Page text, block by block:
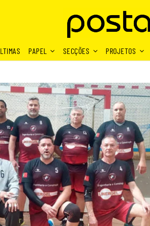
PAPEL SECÇÕES PROJETOS